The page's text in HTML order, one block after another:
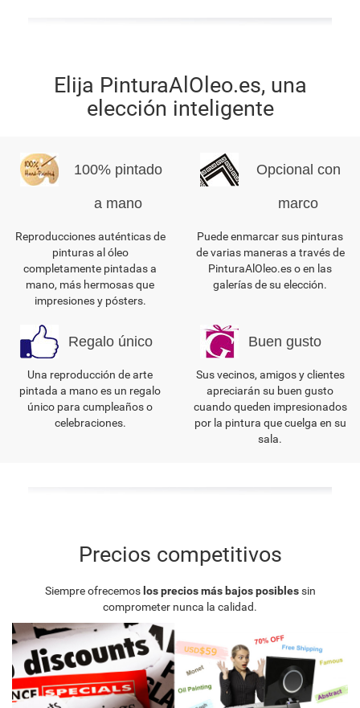
Elija PinturaAlOleo.es, una
elección inteligente
100% pintado
a mano
Reproducciones auténticas de
pinturas al óleo
completamente pintadas a
mano, más hermosas que
impresiones y pósters.
Opcional con
marco
Puede enmarcar sus pinturas
de varias maneras a través de
PinturaAlOleo.es o en las
galerías de su elección.
Regalo único
Una reproducción de arte
pintada a mano es un regalo
único para cumpleaños o
celebraciones.
Buen gusto
Sus vecinos, amigos y clientes
apreciarán su buen gusto
cuando queden impresionados
por la pintura que cuelga en su
sala.
Precios competitivos
Siempre ofrecemoslos precios más bajos posiblessin
comprometer nunca la calidad.